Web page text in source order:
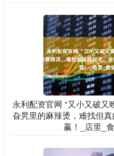
永利配资官网 “又小又破又
旮旯里的麻辣烫，难找但
赢！_店里_